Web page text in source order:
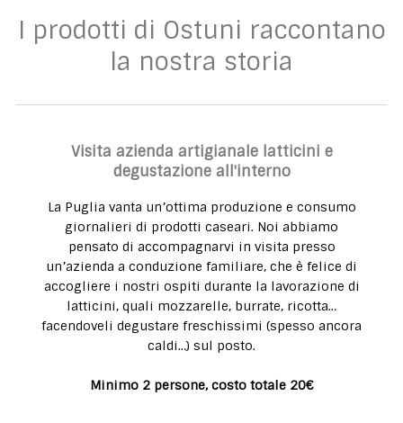
I prodotti di Ostuni raccontano
la nostra storia
Visita azienda artigianale latticini e
degustazione all'interno
La Puglia vanta un’ottima produzione e consumo
giornalieri di prodotti caseari. Noi abbiamo
pensato di accompagnarvi in visita presso
un’azienda a conduzione familiare, che è felice di
accogliere i nostri ospiti durante la lavorazione di
latticini, quali mozzarelle, burrate, ricotta…
facendoveli degustare freschissimi (spesso ancora
caldi…) sul posto.
Minimo 2 persone, costo totale 20€